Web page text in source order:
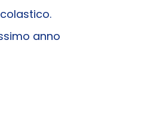
anno